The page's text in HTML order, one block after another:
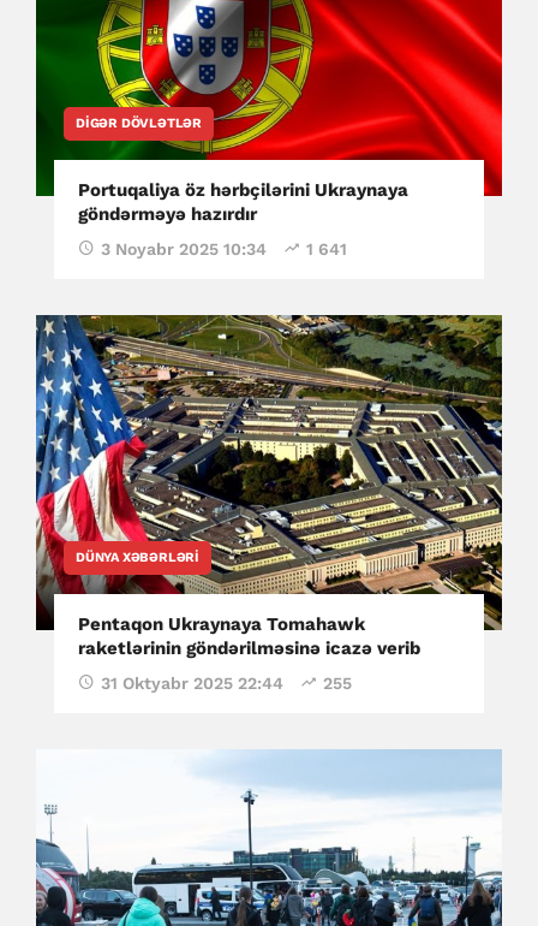
DIGƏR DÖVLƏTLƏR
Portuqaliya öz hərbçilərini Ukraynaya
göndərməyə hazırdır
3 Noyabr 2025 10:34 1 641
DÜNYA XƏBƏRLƏRI
Pentaqon Ukraynaya Tomahawk
raketlərinin göndərilməsinə icazə verib
31 Oktyabr 2025 22:44 255